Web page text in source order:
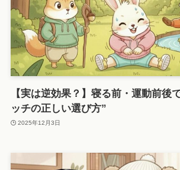
【実は逆効果？】寝る前・運動前後
ッチの正しい選び方”
2025年12月3日